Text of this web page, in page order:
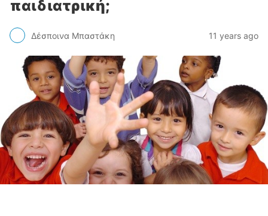
παιδιατρική;
Δέσποινα Μπαστάκη 11 years ago